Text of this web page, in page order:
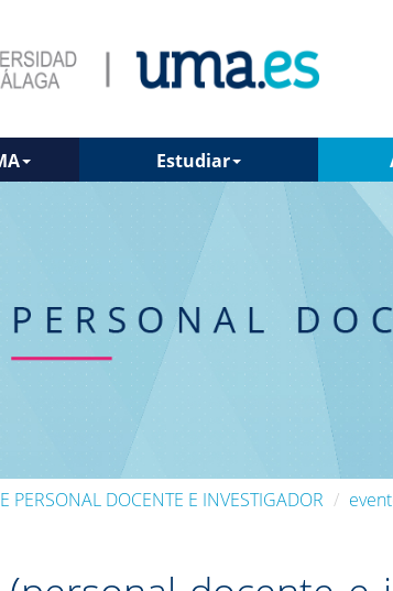
Estudiar
PERSONAL DOCENTE E INVESTIGADOR